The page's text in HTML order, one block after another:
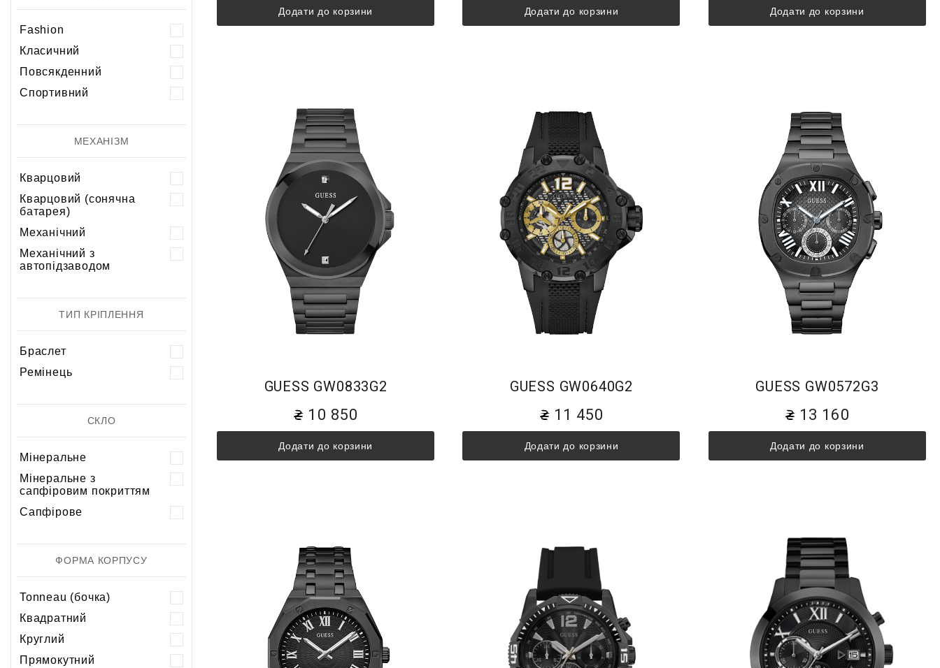
Fashion
Класичний
Повсякденний
Спортивний
МЕХАНІЗМ
Кварцовий
Кварцовий (сонячна
батарея)
Механічний
Механічний з
автопідзаводом
ТИП КРІПЛЕННЯ
Браслет
Ремінець
СКЛО
Мінеральне
Мінеральне з
сапфіровим покриттям
Сапфірове
ФОРМА КОРПУСУ
Tonneau (бочка)
Квадратний
Круглий
Прямокутний
Додати до корзини Додати до корзини Додати до корзини
GUESS GW0833G2
10 850
Додати до корзини
GUESS GW0640G2
11 450
Додати до корзини
GUESS GW0572G3
13 160
Додати до корзини